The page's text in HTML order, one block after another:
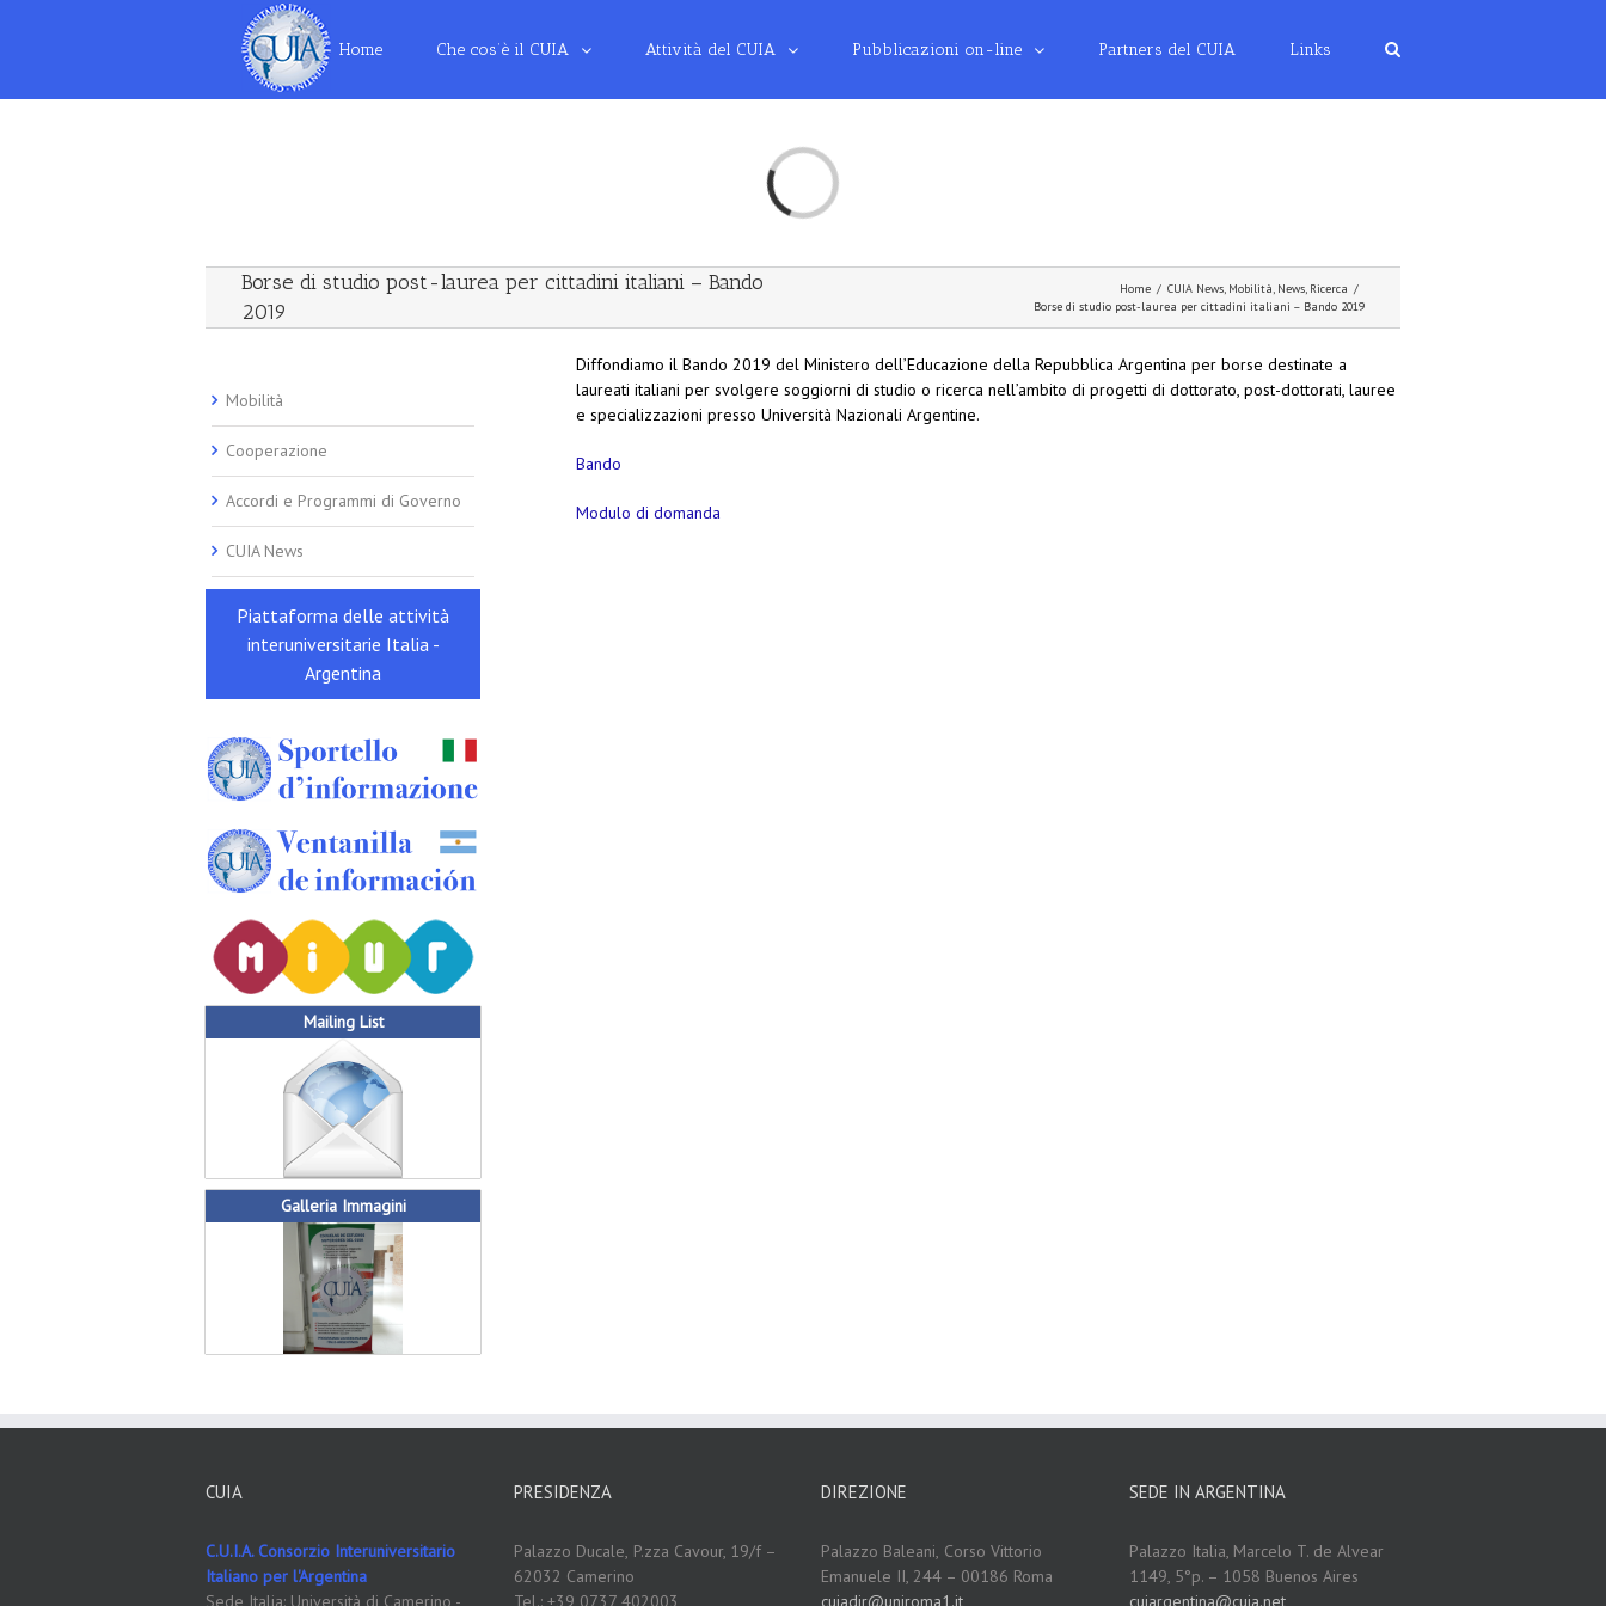
Home Che cos’è il CUIA Attività del CUIA Pubblicazioni on-line Partners del CUIA Links
Loading...
Borse di studio post-laurea per cittadini italiani – Bando
2019
Home / CUIA News, Mobilità, News, Ricerca /
Borse di studio post-laurea per cittadini italiani – Bando 2019
Diffondiamo il Bando 2019 del Ministero dell’Educazione della Repubblica Argentina per borse destinate a
laureati italiani per svolgere soggiorni di studio o ricerca nell’ambito di progetti di dottorato, post-dottorati, lauree
e specializzazioni presso Università Nazionali Argentine.
Link
Bando
Modulo di domanda
Mobilità
Cooperazione
Accordi e Programmi di Governo
CUIA News
Piattaforma delle attività
interuniversitarie Italia -
Argentina
Mailing List
Galleria Immagini
CUIA
C.U.I.A. Consorzio Interuniversitario
Italiano per l'Argentina
Sede Italia: Università di Camerino -
PRESIDENZA
Palazzo Ducale, P.zza Cavour, 19/f –
62032 Camerino
Tel.: +39 0737 402003
DIREZIONE
Palazzo Baleani, Corso Vittorio
Emanuele II, 244 – 00186 Roma
cuiadir@uniroma1.it
SEDE IN ARGENTINA
Palazzo Italia, Marcelo T. de Alvear
1149, 5°p. – 1058 Buenos Aires
cuiargentina@cuia.net